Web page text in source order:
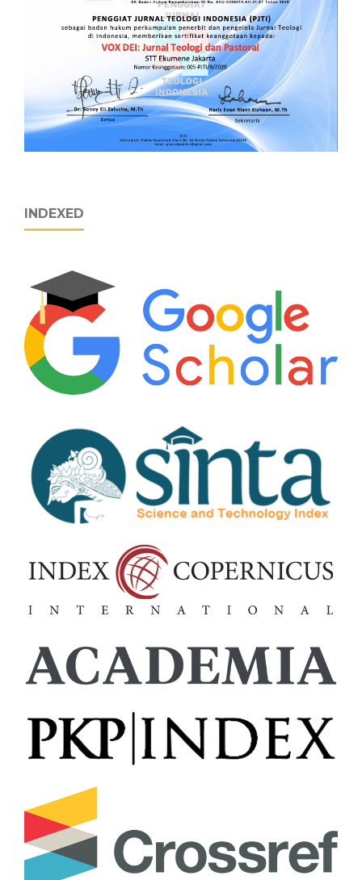
INDEXED